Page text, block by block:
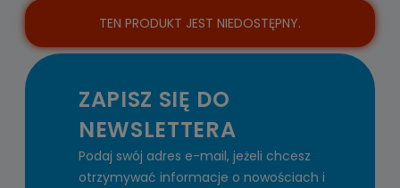
TEN PRODUKT JEST NIEDOSTĘPNY.
ZAPISZ SIĘ DO
NEWSLETTERA
Podaj swój adres e-mail, jeżeli chcesz
otrzymywać informacje o nowościach i